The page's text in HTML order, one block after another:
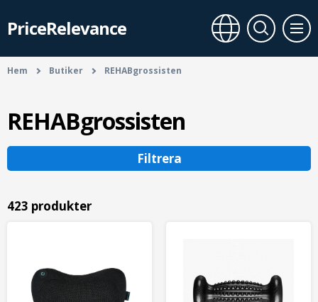
PriceRelevance
Hem Butiker REHABgrossisten
REHABgrossisten
Filtrera
423 produkter